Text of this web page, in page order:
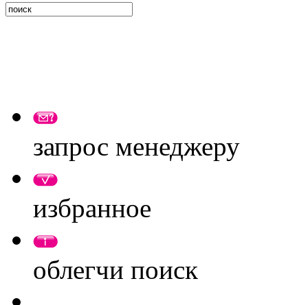
запрос менеджеру
избранное
облегчи поиск